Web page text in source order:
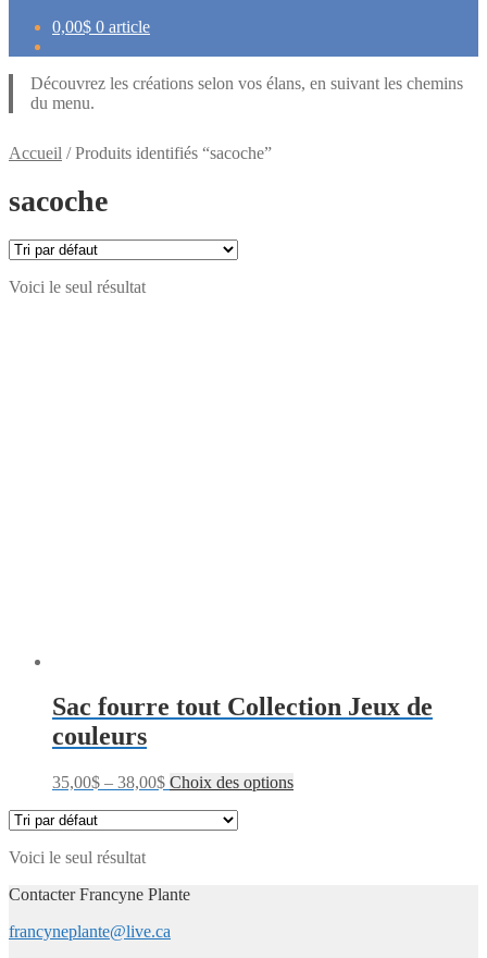
0,00$ 0 article
Découvrez les créations selon vos élans, en suivant les chemins
du menu.
Accueil /Produits identifiés “sacoche”
sacoche
Voici le seul résultat
Sac fourre tout Collection Jeux de
couleurs
35,00$ – 38,00$ Choix des options
Voici le seul résultat
Contacter Francyne Plante
francyneplante@live.ca